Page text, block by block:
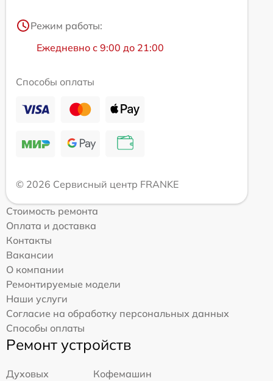
Режим работы:
Ежедневно с 9:00 до 21:00
Способы оплаты
© 2026 Сервисный центр FRANKE
Стоимость ремонта
Оплата и доставка
Контакты
Вакансии
О компании
Ремонтируемые модели
Наши услуги
Согласие на обработку персональных данных
Способы оплаты
Ремонт устройств
Духовых
Кофемашин